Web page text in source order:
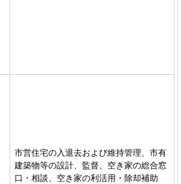
市営住宅の入退去および維持管理、市有
建築物等の設計、監督、空き家の総合窓
口・相談、空き家の利活用・除却補助